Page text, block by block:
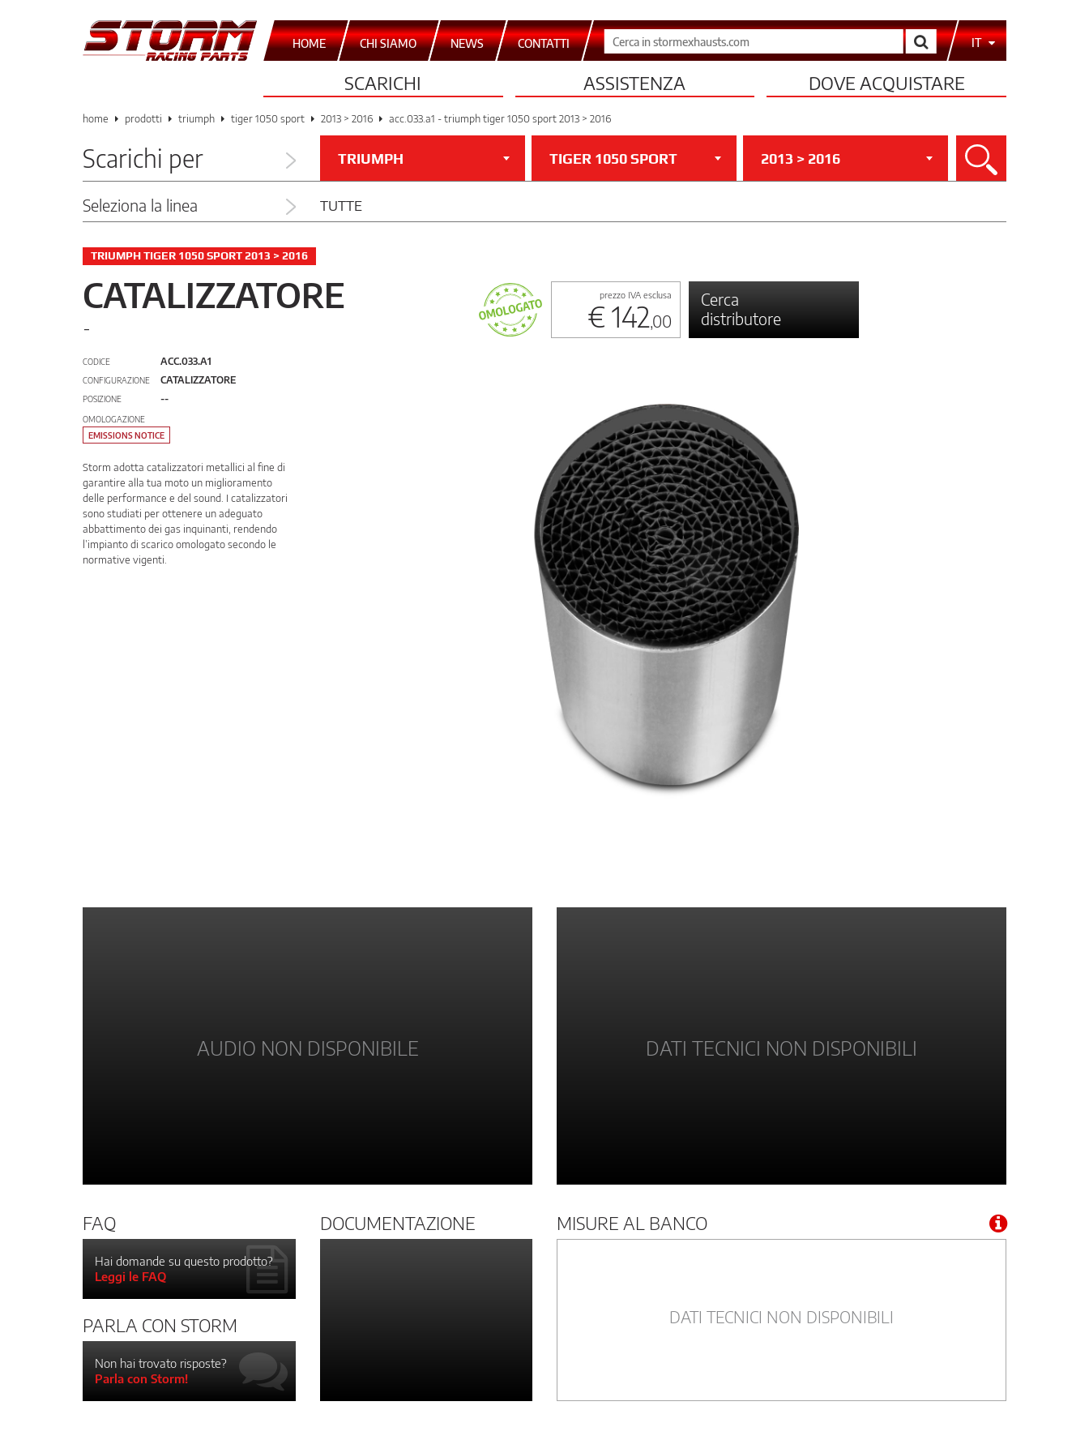
HOME CHI SIAMO NEWS CONTATTI Cerca IT
SCARICHI ASSISTENZA DOVE ACQUISTARE
home prodotti triumph tiger 1050 sport 2013 > 2016 acc.033.a1 - triumph tiger 1050 sport 2013 > 2016
Scarichi per TRIUMPH TIGER 1050 SPORT 2013 > 2016 Cerca
Seleziona la linea TUTTE
TRIUMPH TIGER 1050 SPORT 2013 > 2016
CATALIZZATORE
-
prezzo IVA esclusa
€ 142,00
Cerca
distributore
CODICE ACC.033.A1
CONFIGURAZIONE CATALIZZATORE
POSIZIONE --
OMOLOGAZIONE
EMISSIONS NOTICE
Storm adotta catalizzatori metallici al fine di
garantire alla tua moto un miglioramento
delle performance e del sound. I catalizzatori
sono studiati per ottenere un adeguato
abbattimento dei gas inquinanti, rendendo
l’impianto di scarico omologato secondo le
normative vigenti.
AUDIO NON DISPONIBILE DATI TECNICI NON DISPONIBILI
FAQ
Hai domande su questo prodotto?
Leggi le FAQ
PARLA CON STORM
Non hai trovato risposte?
Parla con Storm!
DOCUMENTAZIONE MISURE AL BANCO
DATI TECNICI NON DISPONIBILI